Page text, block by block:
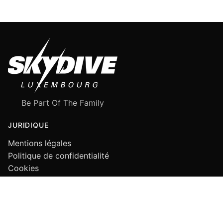
Be Part Of The Family
JURIDIQUE
Mentions légales
Politique de confidentialité
Cookies